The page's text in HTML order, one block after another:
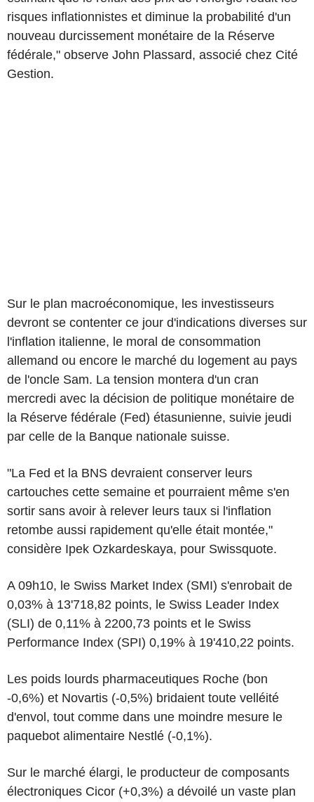
risques inflationnistes et diminue la probabilité d'un
nouveau durcissement monétaire de la Réserve
fédérale," observe John Plassard, associé chez Cité
Gestion.
Sur le plan macroéconomique, les investisseurs
devront se contenter ce jour d'indications diverses sur
l'inflation italienne, le moral de consommation
allemand ou encore le marché du logement au pays
de l'oncle Sam. La tension montera d'un cran
mercredi avec la décision de politique monétaire de
la Réserve fédérale (Fed) étasunienne, suivie jeudi
par celle de la Banque nationale suisse.
"La Fed et la BNS devraient conserver leurs
cartouches cette semaine et pourraient même s'en
sortir sans avoir à relever leurs taux si l'inflation
retombe aussi rapidement qu'elle était montée,"
considère Ipek Ozkardeskaya, pour Swissquote.
A 09h10, le Swiss Market Index (SMI) s'enrobait de
0,03% à 13'718,82 points, le Swiss Leader Index
(SLI) de 0,11% à 2200,73 points et le Swiss
Performance Index (SPI) 0,19% à 19'410,22 points.
Les poids lourds pharmaceutiques Roche (bon
-0,6%) et Novartis (-0,5%) bridaient toute velléité
d'envol, tout comme dans une moindre mesure le
paquebot alimentaire Nestlé (-0,1%).
Sur le marché élargi, le producteur de composants
électroniques Cicor (+0,3%) a dévoilé un vaste plan